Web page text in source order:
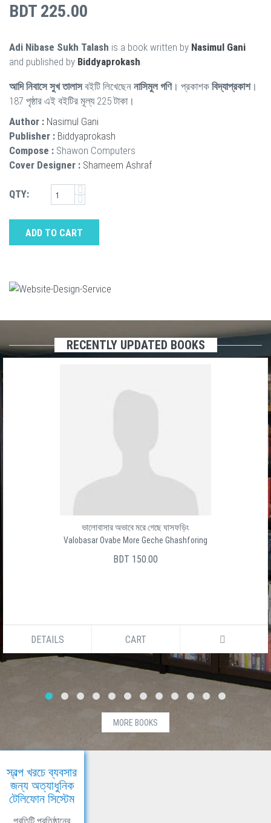
BDT 225.00
Adi Nibase Sukh Talash is a book written by Nasimul Gani
and published by Biddyaprokash
আদি নিবাসে সুখ তালাসবইটি লিখেছেন নাসিমুল গণি। প্রকাশক বিদ্যাপ্রকাশ।
187 পৃষ্ঠার এই বইটির মূল্য 225 টাকা।
Author : Nasimul Gani
Publisher : Biddyaprokash
Compose : Shawon Computers
Cover Designer : Shameem Ashraf
QTY:
ADD TO CART
RECENTLY UPDATED BOOKS
ভালোবাসার অভাবে মরে গেছে ঘাসফড়িং
Valobasar Ovabe More Geche Ghashforing
BDT 150.00
DETAILS CART
MORE BOOKS
স্বল্প খরচে ব্যবসার
জন্য অত্যাধুনিক
টেলিফোন সিস্টেম